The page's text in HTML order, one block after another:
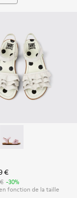
blanches pour
K800676-001 -
Twins - K800676-003
€
-30%
fonction de la taille